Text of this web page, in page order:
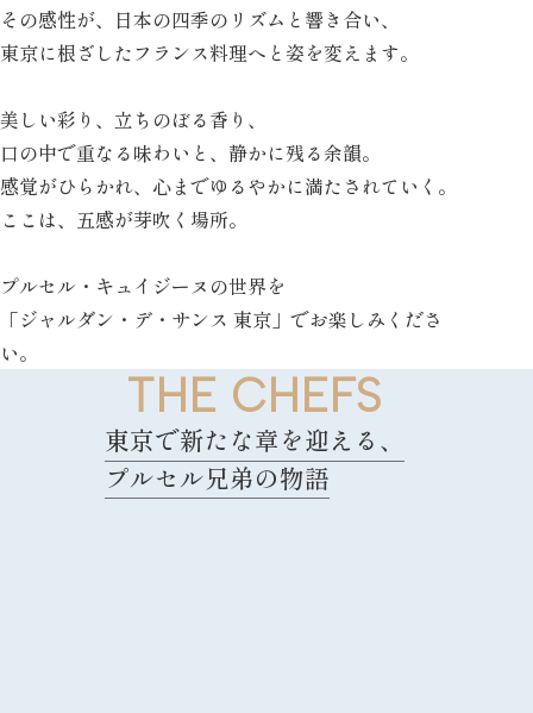
その感性が、日本の四季のリズムと響き合い、
東京に根ざしたフランス料理へと姿を変えます。
美しい彩り、立ちのぼる香り、
口の中で重なる味わいと、静かに残る余韻。
感覚がひらかれ、心までゆるやかに満たされていく。
ここは、五感が芽吹く場所。
プルセル・キュイジーヌの世界を
「ジャルダン・デ・サンス 東京」でお楽しみくださ
い。
東京で新たな章を迎える、
プルセル兄弟の物語
THE CHEFS